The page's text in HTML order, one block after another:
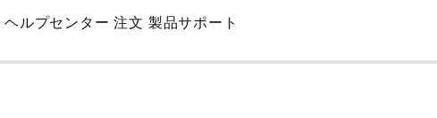
Skip
Main
ヘルプセンター 注文 製品サポート